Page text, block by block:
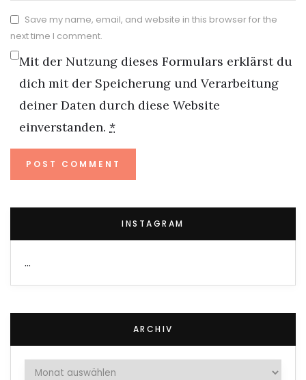
Save my name, email, and website in this browser for the
next time I comment.
Mit der Nutzung dieses Formulars erklärst du
dich mit der Speicherung und Verarbeitung
deiner Daten durch diese Website
einverstanden. *
INSTAGRAM
…
ARCHIV
Archiv